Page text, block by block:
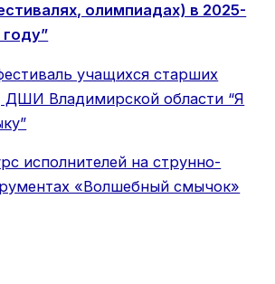
олимпиадах) в 2025-
учащихся старших
Владимирской области “Я
исполнителей на струнно-
«Волшебный смычок»